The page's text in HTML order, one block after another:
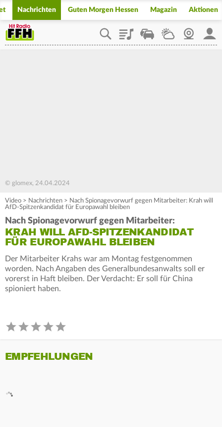
Nachrichten Guten Morgen Hessen Magazin Aktionen
PlaylistStaupilotWetterWebcam
© glomex, 24.04.2024
Video > Nachrichten > Nach Spionagevorwurf gegen Mitarbeiter: Krah will
AfD-Spitzenkandidat für Europawahl bleiben
Nach Spionagevorwurf gegen Mitarbeiter:
KRAH WILL AFD-SPITZENKANDIDAT
FÜR EUROPAWAHL BLEIBEN
Der Mitarbeiter Krahs war am Montag festgenommen
worden. Nach Angaben des Generalbundesanwalts soll er
vorerst in Haft bleiben. Der Verdacht: Er soll für China
spioniert haben.
EMPFEHLUNGEN